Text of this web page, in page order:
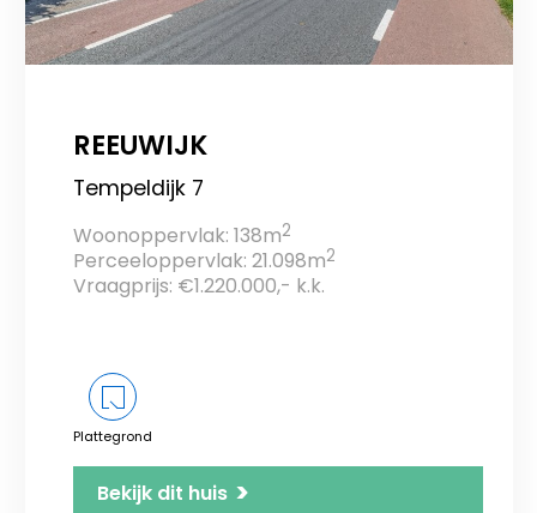
REEUWIJK
Tempeldijk 7
Woonoppervlak: 138m2
Perceeloppervlak: 21.098m2
Vraagprijs: €1.220.000,- k.k.
Plattegrond
Bekijk dit huis >